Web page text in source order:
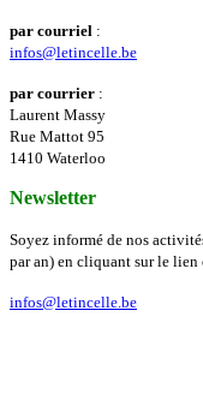
par courriel :
infos@letincelle.be
par courrier :
Laurent Massy
Rue Mattot 95
1410 Waterloo
Newsletter
Soyez informé de nos
par an) en cliquant sur le lien
infos@letincelle.be